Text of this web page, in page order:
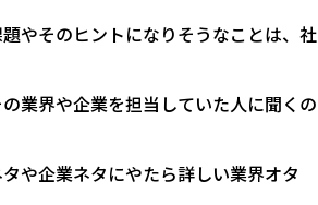
やそのヒントになりそうなことは、社
業界や企業を担当していた人に聞くの
や企業ネタにやたら詳しい業界オタ